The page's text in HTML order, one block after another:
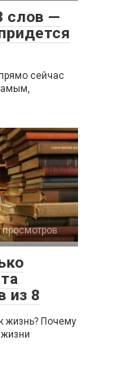
слов —
сейчас
из 8
жизнь? Почему